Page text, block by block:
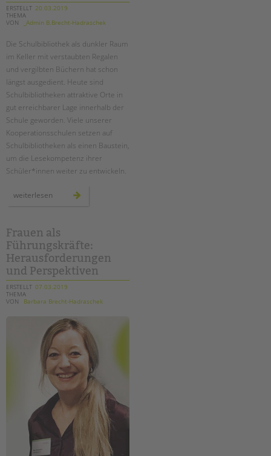
ERSTELLT 20.03.2019
THEMA
VON
_Admin B.Brecht-Hadraschek
Die Schulbibliothek als dunkler Raum
im Keller mit verstaubten Regalen
und vergilbten Büchern hat schon
längst ausgedient. Heute sind
Schulbibliotheken attraktive Orte in
gut erreichbarer Lage innerhalb der
Schule geworden. Viele unserer
Kooperationsschulen setzen auf
Schulbibliotheken als einen Baustein,
um die Lesekompetenz ihrer
Schüler*innen weiter zu entwickeln.
weiterlesen schulbibliotheken
zur
förderung
von
lesekompetenz
Frauen als
Führungskräfte:
Herausforderungen
und Perspektiven
ERSTELLT 07.03.2019
THEMA
VON
Barbara Brecht-Hadraschek